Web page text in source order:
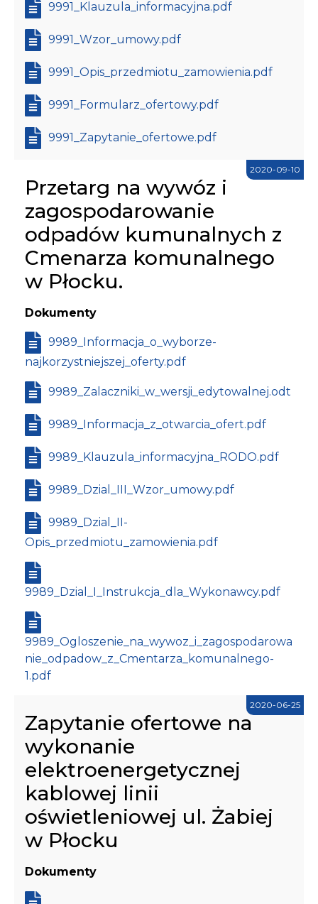
9991_Klauzula_informacyjna.pdf
9991_Wzor_umowy.pdf
9991_Opis_przedmiotu_zamowienia.pdf
9991_Formularz_ofertowy.pdf
9991_Zapytanie_ofertowe.pdf
Przetarg na wywóz i
zagospodarowanie
odpadów kumunalnych z
Cmenarza komunalnego
w Płocku.
2020-09-10
Dokumenty
9989_Informacja_o_wyborze-
najkorzystniejszej_oferty.pdf
9989_Zalaczniki_w_wersji_edytowalnej.odt
9989_Informacja_z_otwarcia_ofert.pdf
9989_Klauzula_informacyjna_RODO.pdf
9989_Dzial_III_Wzor_umowy.pdf
9989_Dzial_II-
Opis_przedmiotu_zamowienia.pdf
9989_Dzial_I_Instrukcja_dla_Wykonawcy.pdf
9989_Ogloszenie_na_wywoz_i_zagospodarowa
nie_odpadow_z_Cmentarza_komunalnego-
1.pdf
Zapytanie ofertowe na
wykonanie
elektroenergetycznej
kablowej linii
oświetleniowej ul. Żabiej
w Płocku
2020-06-25
Dokumenty